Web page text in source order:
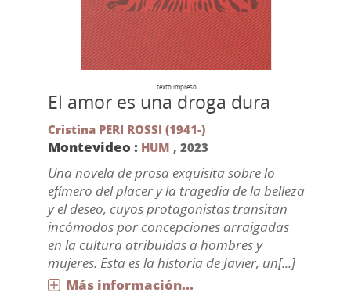
texto impreso
El amor es una droga dura
Cristina PERI ROSSI (1941-)
Montevideo : HUM , 2023
Una novela de prosa exquisita sobre lo
efímero del placer y la tragedia de la belleza
y el deseo, cuyos protagonistas transitan
incómodos por concepciones arraigadas
en la cultura atribuidas a hombres y
mujeres. Esta es la historia de Javier, un[...]
Más información...